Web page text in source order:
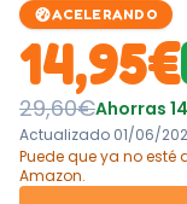
ACELERANDO
14,95€
29,60€Ahorras
Actualizado 01/06/
Puede que ya no
Amazon.